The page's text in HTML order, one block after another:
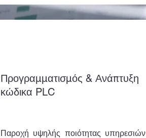
Προγραμματισμός & Ανάπτυξη
κώδικα PLC
Παροχή υψηλής ποιότητας υπηρεσιών